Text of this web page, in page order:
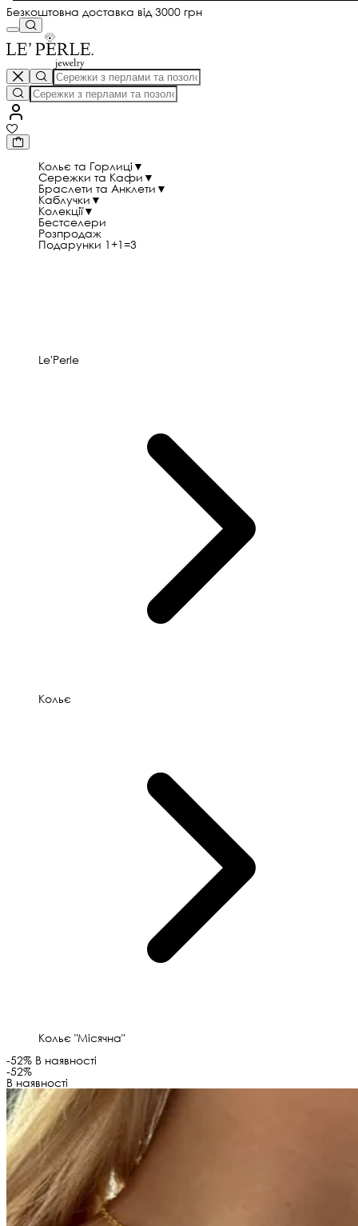
Безкоштовна доставка від 3000 грн
Кольє та Горлиці ▼
Сережки та Кафи ▼
Браслети та Анклети ▼
Каблучки ▼
Колекції▼
Бестселери
Розпродаж
Подарунки 1+1=3
Le'Perle
Кольє
Кольє "Місячна"
-52% В наявності
-52%
В наявності